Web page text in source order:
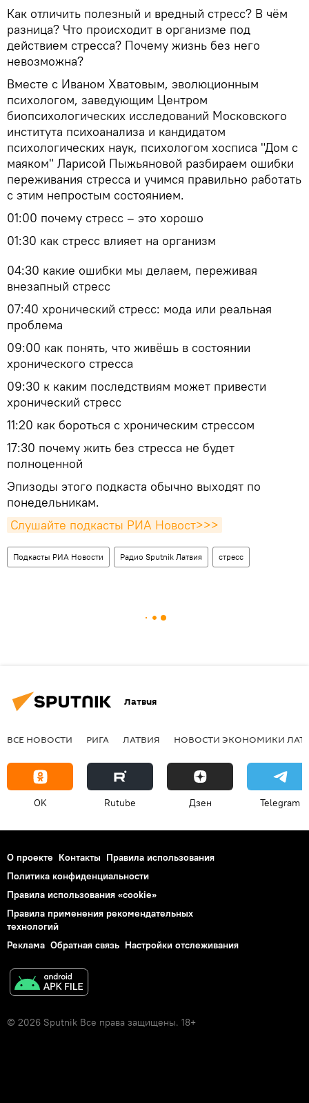
Как отличить полезный и вредный стресс? В чём
разница? Что происходит в организме под
действием стресса? Почему жизнь без него
невозможна?
Вместе с Иваном Хватовым, эволюционным
психологом, заведующим Центром
биопсихологических исследований Московского
института психоанализа и кандидатом
психологических наук, психологом хосписа "Дом с
маяком" Ларисой Пыжьяновой разбираем ошибки
переживания стресса и учимся правильно работать
с этим непростым состоянием.
01:00 почему стресс – это хорошо
01:30 как стресс влияет на организм
04:30 какие ошибки мы делаем, переживая
внезапный стресс
07:40 хронический стресс: мода или реальная
проблема
09:00 как понять, что живёшь в состоянии
хронического стресса
09:30 к каким последствиям может привести
хронический стресс
11:20 как бороться с хроническим стрессом
17:30 почему жить без стресса не будет
полноценной
Эпизоды этого подкаста обычно выходят по
понедельникам.
Слушайте подкасты РИА Новост>>>
Подкасты РИА Новости Радио Sputnik Латвия стресс
Латвия
ВСЕ НОВОСТИ РИГА ЛАТВИЯ НОВОСТИ ЭКОНОМИКИ
OK Rutube Дзен Telegram
О проекте Контакты Правила использования
Политика конфиденциальности
Правила использования «cookie»
Правила применения рекомендательных
технологий
Реклама Обратная связь Настройки отслеживания
© 2026 Sputnik Все права защищены. 18+